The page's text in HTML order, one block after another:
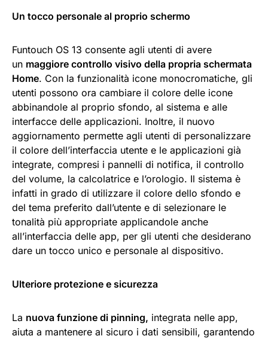
Un tocco personale al proprio schermo
Funtouch OS 13 consente agli utenti di avere
un maggiore controllo visivo della propria schermata
Home. Con la funzionalità icone monocromatiche, gli
utenti possono ora cambiare il colore delle icone
abbinandole al proprio sfondo, al sistema e alle
interfacce delle applicazioni. Inoltre, il nuovo
aggiornamento permette agli utenti di personalizzare
il colore dell’interfaccia utente e le applicazioni già
integrate, compresi i pannelli di notifica, il controllo
del volume, la calcolatrice e l’orologio. Il sistema è
infatti in grado di utilizzare il colore dello sfondo e
del tema preferito dall’utente e di selezionare le
tonalità più appropriate applicandole anche
all’interfaccia delle app, per gli utenti che desiderano
dare un tocco unico e personale al dispositivo.
Ulteriore protezione e sicurezza
La nuova funzione di pinning, integrata nelle app,
aiuta a mantenere al sicuro i dati sensibili, garantendo